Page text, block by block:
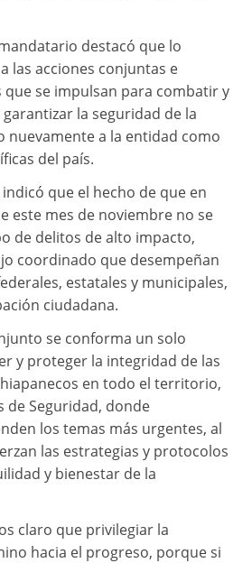
destacó que lo
las acciones conjuntas e
se impulsan para combatir y
la seguridad de la
nuevamente a la entidad como
del país.
que el hecho de que en
este mes de noviembre no se
de delitos de alto impacto,
coordinado que desempeñan
estatales y municipales,
ciudadana.
se conforma un solo
y proteger la integridad de las
en todo el territorio,
de Seguridad, donde
los temas más urgentes, al
las estrategias y protocolos
y bienestar de la
claro que privilegiar la
hacia el progreso, porque si